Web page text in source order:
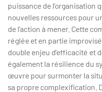
puissance de l’organisation
nouvelles ressources pour
de l’action à mener. Cette
réglée et en partie
double enjeu d’efficacité et
également la résilience du
œuvre pour surmonter la
sa propre complexification.